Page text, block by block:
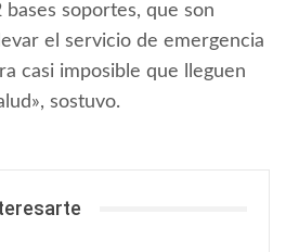
soportes, que son
el servicio de emergencia
casi imposible que lleguen
sostuvo.